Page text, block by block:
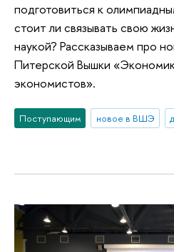
подготовиться к
стоит ли связывать свою
наукой? Рассказываем про
Питерской Вышки
экономистов».
Поступающим новое в ВШЭ